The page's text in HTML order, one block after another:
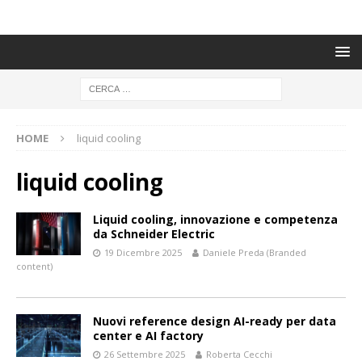
HOME liquid cooling
liquid cooling
Liquid cooling, innovazione e competenza
da Schneider Electric
19 Dicembre 2025
Daniele Preda (Branded
content)
Nuovi reference design AI-ready per data
center e AI factory
26 Settembre 2025 Roberta Cecchi